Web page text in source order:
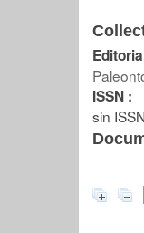
ISSN :
sin ISSN